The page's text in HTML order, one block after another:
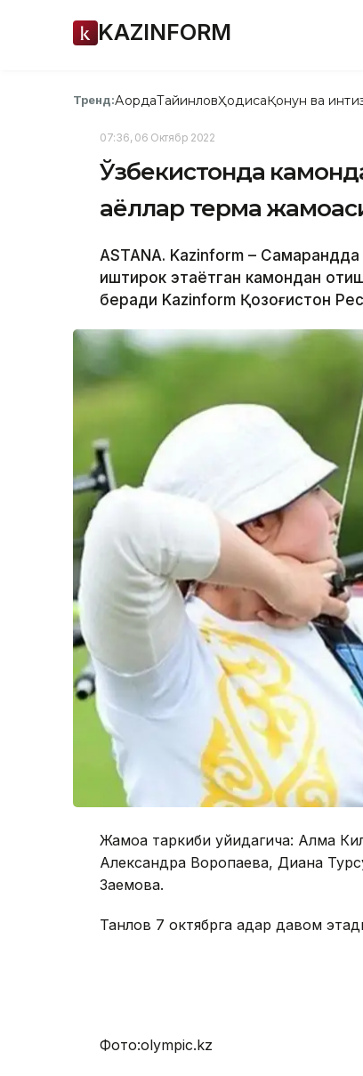
KAZINFORM
Тренд:АқордаТайинловҲодисаҚонун ва
07:36, 06 Октябр 2022
Ўзбекистонда
аёллар терма
ASTANA. Kazinform –
иштирок этаётган камондан
беради Kazinform Қозоғистон
Жамоа таркиби қуйидагича: Алма
Александра Воропаева, Диана
Заемова.
Танлов 7 октябрга қадар давом
Фото:olympic.kz